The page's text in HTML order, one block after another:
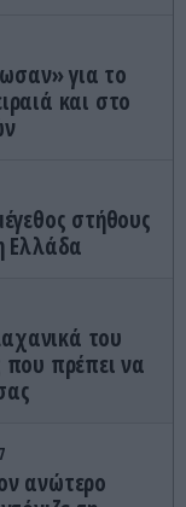
για το
και στο
στήθους
Ελλάδα
του
που πρέπει να
ανώτερο